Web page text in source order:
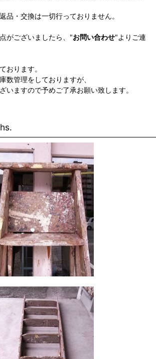
品・交換は一切行っておりません。
がございましたら、"お問い合わせ"よりご連
おります。
数管理をしておりますが、
いますので予めご了承お願い致します。